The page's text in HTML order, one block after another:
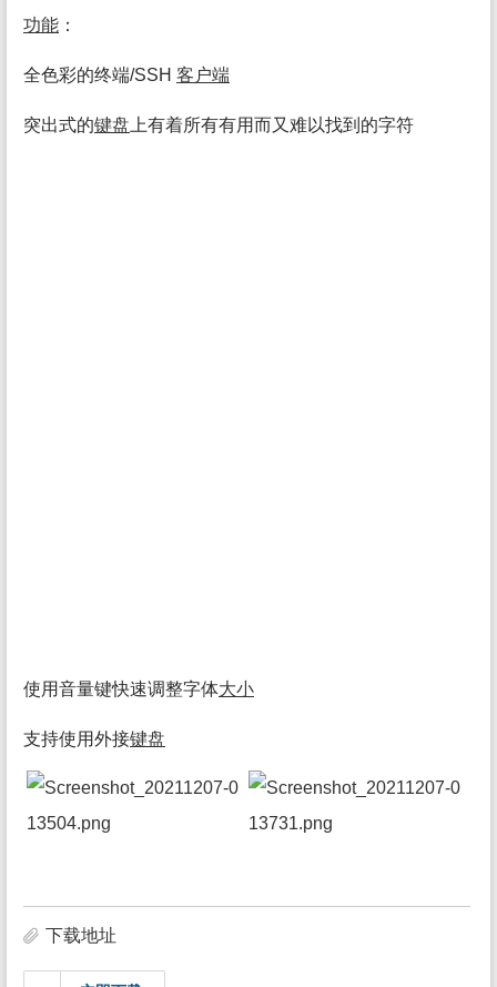
功能 ：
全色彩的终端/SSH 客户端
突出式的键盘 上有着所有有用而又难以找到的字符
使用音量键快速调整字体大小
支持使用外接键盘
下载地址